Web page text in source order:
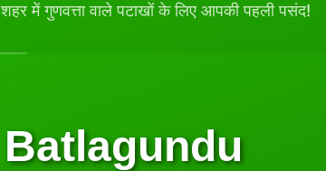
शहर में गुणवत्ता वाले पटाखों के लिए आपकी पहली पसंद!
Batlagundu